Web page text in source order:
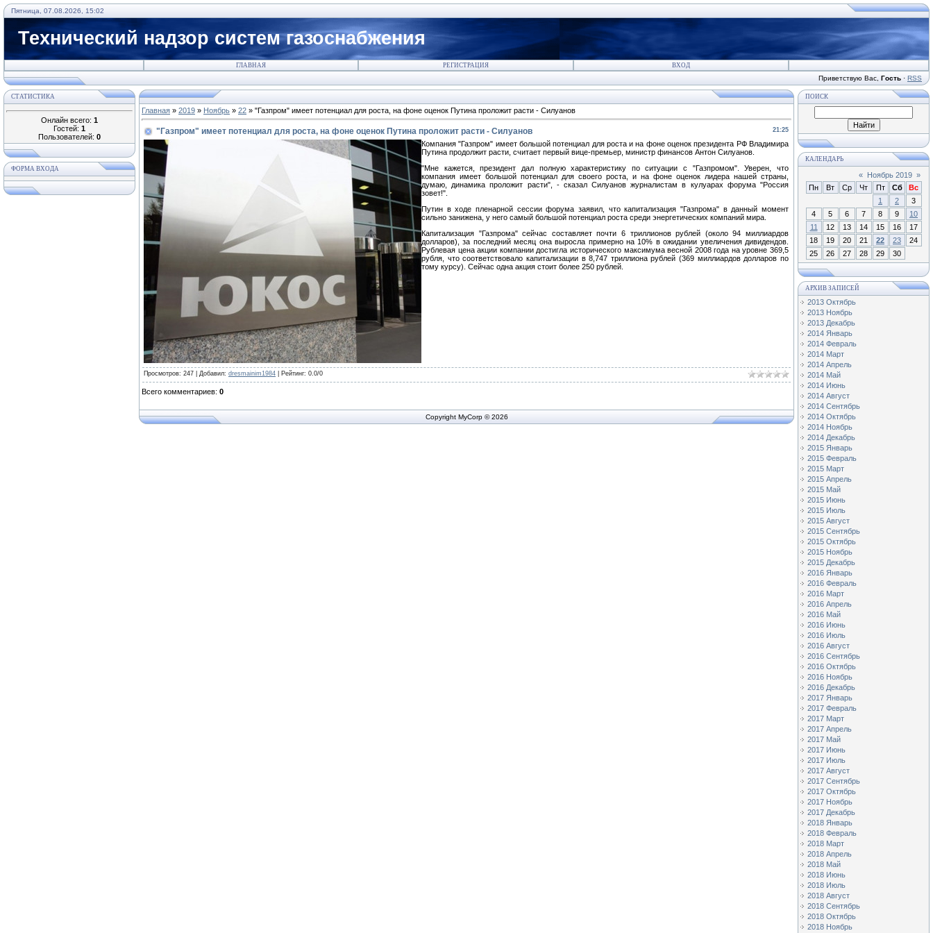
Пятница, 07.08.2026, 15:02
Технический надзор систем газоснабжения
ГЛАВНАЯ РЕГИСТРАЦИЯ ВХОД
Приветствую Вас Гость · RSS
СТАТИСТИКА
Онлайн всего: 1
Гостей: 1
Пользователей: 0
ФОРМА ВХОДА
Главная » 2019 » Ноябрь » 22 » "Газпром" имеет потенциал для роста, на фоне оценок Путина проложит расти - Силуанов
21:25
"Газпром" имеет потенциал для роста, на фоне оценок Путина проложит расти - Силуанов
Компания "Газпром" имеет большой потенциал для роста и на фоне оценок президента РФ Владимира
Путина продолжит расти, считает первый вице-премьер, министр финансов Антон Силуанов.
"Мне кажется, президент дал полную характеристику по ситуации с "Газпромом"​​​. Уверен, что
компания имеет большой потенциал для своего роста, и на фоне оценок лидера нашей страны,
думаю, динамика проложит расти", - сказал Силуанов журналистам в кулуарах форума "Россия
зовет!".
Путин в ходе пленарной сессии форума заявил, что капитализация "Газпрома" в данный момент
сильно занижена, у него самый большой потенциал роста среди энергетических компаний мира.
Капитализация "Газпрома" сейчас составляет почти 6 триллионов рублей (около 94 миллиардов
долларов), за последний месяц она выросла примерно на 10% в ожидании увеличения дивидендов.
Рублевая цена акции компании достигла исторического максимума весной 2008 года на уровне 369,5
рубля, что соответствовало капитализации в 8,747 триллиона рублей (369 миллиардов долларов по
тому курсу). Сейчас одна акция стоит более 250 рублей.
Просмотров: 247 Добавил: dresmainim1984 Рейтинг: 0.0/0
Всего комментариев: 0
Copyright MyCorp © 2026
ПОИСК
КАЛЕНДАРЬ
« Ноябрь 2019 »
Пн
Вт Ср Чт Пт Сб
Вс
1
2
3
4
5 6 7 8 9
10
11
12 13 14 15 16
17
18
19 20 21 22 23
24
25
26 27 28 29 30
АРХИВ ЗАПИСЕЙ
2013 Октябрь
2013 Ноябрь
2013 Декабрь
2014 Январь
2014 Февраль
2014 Март
2014 Апрель
2014 Май
2014 Июнь
2014 Август
2014 Сентябрь
2014 Октябрь
2014 Ноябрь
2014 Декабрь
2015 Январь
2015 Февраль
2015 Март
2015 Апрель
2015 Май
2015 Июнь
2015 Июль
2015 Август
2015 Сентябрь
2015 Октябрь
2015 Ноябрь
2015 Декабрь
2016 Январь
2016 Февраль
2016 Март
2016 Апрель
2016 Май
2016 Июнь
2016 Июль
2016 Август
2016 Сентябрь
2016 Октябрь
2016 Ноябрь
2016 Декабрь
2017 Январь
2017 Февраль
2017 Март
2017 Апрель
2017 Май
2017 Июнь
2017 Июль
2017 Август
2017 Сентябрь
2017 Октябрь
2017 Ноябрь
2017 Декабрь
2018 Январь
2018 Февраль
2018 Март
2018 Апрель
2018 Май
2018 Июнь
2018 Июль
2018 Август
2018 Сентябрь
2018 Октябрь
2018 Ноябрь